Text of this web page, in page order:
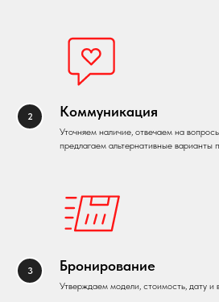
Коммуникация
Уточняем наличие, отвечаем на
предлагаем альтернативные варианты
Бронирование
Утверждаем модели, стоимость, дату и